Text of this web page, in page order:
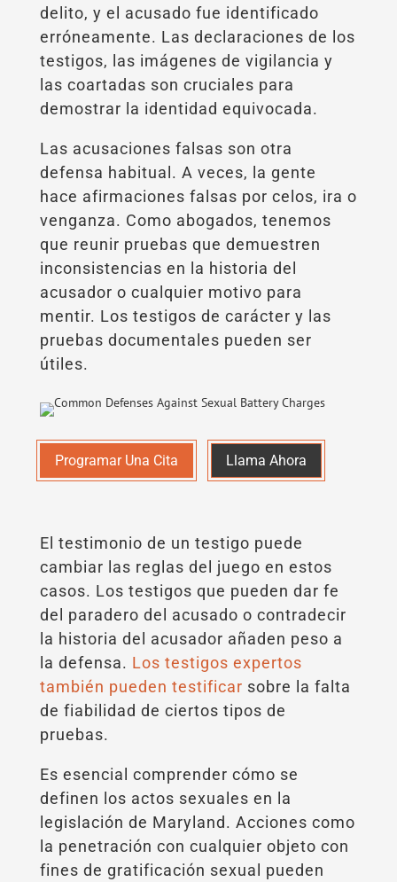
delito, y el acusado fue identificado
erróneamente. Las declaraciones de los
testigos, las imágenes de vigilancia y
las coartadas son cruciales para
demostrar la identidad equivocada.
Las acusaciones falsas son otra
defensa habitual. A veces, la gente
hace afirmaciones falsas por celos, ira o
venganza. Como abogados, tenemos
que reunir pruebas que demuestren
inconsistencias en la historia del
acusador o cualquier motivo para
mentir. Los testigos de carácter y las
pruebas documentales pueden ser
útiles.
Programar Una Cita Llama Ahora
El testimonio de un testigo puede
cambiar las reglas del juego en estos
casos. Los testigos que pueden dar fe
del paradero del acusado o contradecir
la historia del acusador añaden peso a
la defensa. Los testigos expertos
también pueden testificar sobre la falta
de fiabilidad de ciertos tipos de
pruebas.
Es esencial comprender cómo se
definen los actos sexuales en la
legislación de Maryland. Acciones como
la penetración con cualquier objeto con
fines de gratificación sexual pueden